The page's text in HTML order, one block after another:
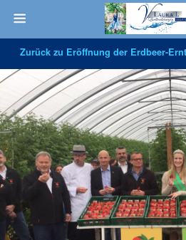
Zurück zu Eröffnung der Erdbeer-